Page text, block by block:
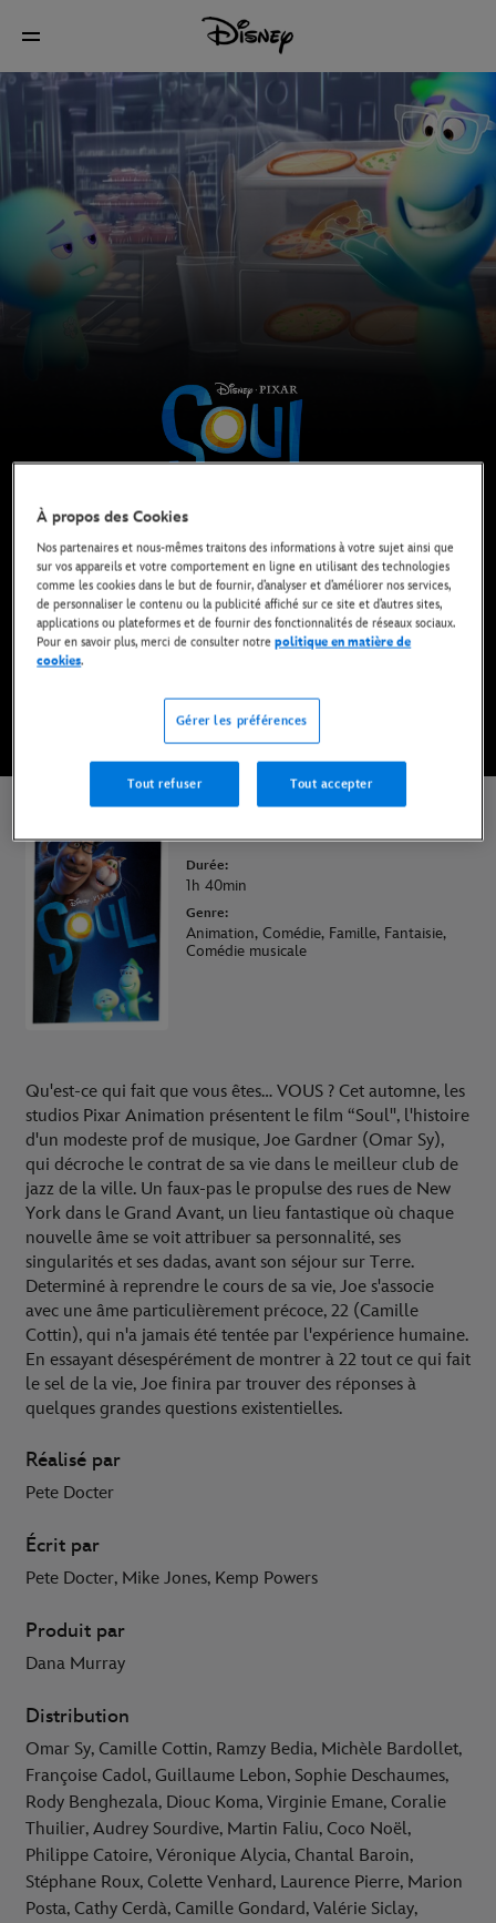
Maintenant disponible sur Disney+* et en DVD,
Blu-Ray et achat digital
REGARDER SUR DISNEY+
Durée:
1h 40min
Genre:
Animation, Comédie, Famille, Fantaisie,
Comédie musicale
Qu'est-ce qui fait que vous êtes… VOUS ? Cet automne, les
studios Pixar Animation présentent le film “Soul", l'histoire
d'un modeste prof de musique, Joe Gardner (Omar Sy),
qui décroche le contrat de sa vie dans le meilleur club de
jazz de la ville. Un faux-pas le propulse des rues de New
York dans le Grand Avant, un lieu fantastique où chaque
nouvelle âme se voit attribuer sa personnalité, ses
singularités et ses dadas, avant son séjour sur Terre.
Determiné à reprendre le cours de sa vie, Joe s'associe
avec une âme particulièrement précoce, 22 (Camille
Cottin), qui n'a jamais été tentée par l'expérience humaine.
En essayant désespérément de montrer à 22 tout ce qui fait
le sel de la vie, Joe finira par trouver des réponses à
quelques grandes questions existentielles.
Réalisé par
Pete Docter
Écrit par
Pete Docter, Mike Jones, Kemp Powers
Produit par
Dana Murray
Distribution
Omar Sy, Camille Cottin, Ramzy Bedia, Michèle Bardollet,
Françoise Cadol, Guillaume Lebon, Sophie Deschaumes,
Rody Benghezala, Diouc Koma, Virginie Emane, Coralie
Thuilier, Audrey Sourdive, Martin Faliu, Coco Noël,
Philippe Catoire, Véronique Alycia, Chantal Baroin,
Stéphane Roux, Colette Venhard, Laurence Pierre, Marion
Posta, Cathy Cerdà, Camille Gondard, Valérie Siclay,
À propos des Cookies
Nos partenaires et nous-mêmes traitons des informations à votre sujet ainsi que
sur vos appareils et votre comportement en ligne en utilisant des technologies
comme les cookies dans le but de fournir, d’analyser et d’améliorer nos services,
de personnaliser le contenu ou la publicité affiché sur ce site et d’autres sites,
applications ou plateformes et de fournir des fonctionnalités de réseaux sociaux.
Pour en savoir plus, merci de consulter notrepolitique en matière de
cookies.
Gérer les préférences
Tout refuser Tout accepter